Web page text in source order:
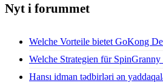
Nyt i forummet
Welche Vorteile bietet GoKong
Welche Strategien für
Hansı idman tədbirləri ən